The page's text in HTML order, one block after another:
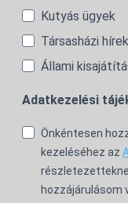
Kutyás ügyek
Társasházi hírek
Állami
Adatkezelési
Önkéntesen
kezeléséhez az
hozzájárulásom